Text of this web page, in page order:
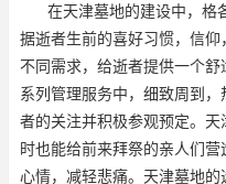
在天津墓地的建设中，格
据逝者生前的喜好习惯，信
不同需求，给逝者提供一个
系列管理服务中，细致周到
者的关注并积极参观预定。
时也能给前来拜祭的亲人们
心情，减轻悲痛。天津墓地